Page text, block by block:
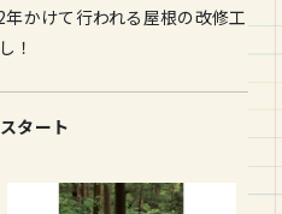
かけて行われる屋根の改修工
！
タート